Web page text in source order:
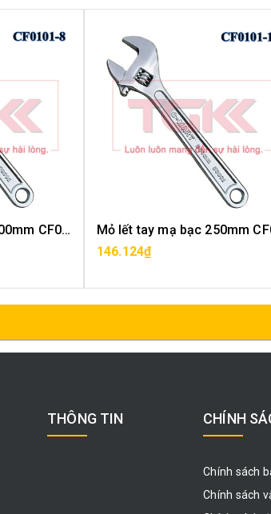
Mỏ lết tay mạ bạc 200mm CF0101-8
146.124₫
THÔNG TIN CHÍNH
Chính sách
Chính sách